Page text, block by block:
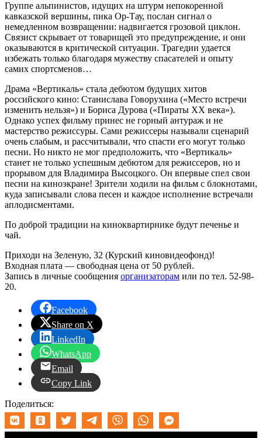
Группе альпинистов, идущих на штурм непокоренной
кавказской вершины, пика Ор-Тау, послан сигнал о
немедленном возвращении: надвигается грозовой циклон.
Связист скрывает от товарищей это предупреждение, и они
оказываются в критической ситуации. Трагедии удается
избежать только благодаря мужеству спасателей и опыту
самих спортсменов…
Драма «Вертикаль» стала дебютом будущих хитов
российского кино: Станислава Говорухина («Место встречи
изменить нельзя») и Бориса Дурова («Пираты ХХ века»).
Однако успех фильму принес не горный антураж и не
мастерство режиссуры. Сами режиссеры называли сценарий
очень слабым, и рассчитывали, что спасти его могут только
песни. Но никто не мог предположить, что «Вертикаль»
станет не только успешным дебютом для режиссеров, но и
прорывом для Владимира Высоцкого. Он впервые спел свои
песни на киноэкране! Зрители ходили на фильм с блокнотами,
куда записывали слова песен и каждое исполнение встречали
аплодисментами.
По доброй традиции на киноквартирнике будут печенье и
чай.
Приходи на Зеленую, 32 (Курский киновидеофонд)!
Входная плата — свободная цена от 50 рублей.
Запись в личные сообщения организаторам или по тел. 52-98-
20.
Facebook
Share on X
LinkedIn
WhatsApp
Email
Copy Link
Поделиться: